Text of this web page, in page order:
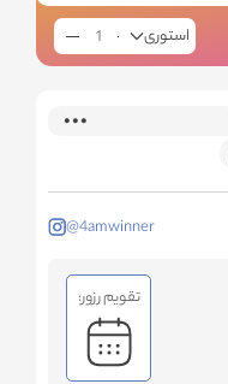
استوری
@4amwinner
تقویم رزور: